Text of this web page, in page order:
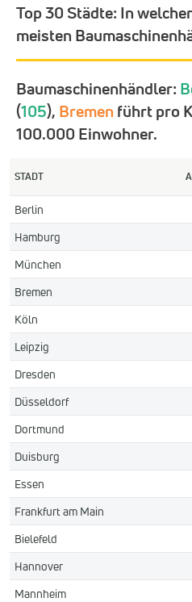
Top 30 Städte: In
meisten
Baumaschinenhändler:
(105), Bremen führt pro
100.000 Einwohner.
STADT
Berlin
Hamburg
München
Bremen
Köln
Leipzig
Dresden
Düsseldorf
Dortmund
Duisburg
Essen
Frankfurt am Main
Bielefeld
Hannover
Mannheim